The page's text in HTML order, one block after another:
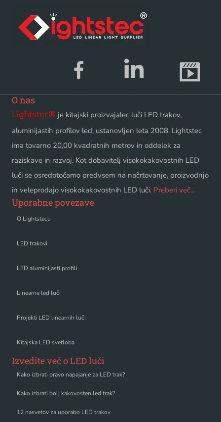
O nas
Lightstec® je kitajski proizvajalec luči LED trakov,
aluminijastih profilov led, ustanovljen leta 2008. Lightstec
ima tovarno 20,00 kvadratnih metrov in oddelek za
raziskave in razvoj. Kot dobavitelj visokokakovostnih LED
luči se osredotočamo predvsem na načrtovanje, proizvodnjo
in veleprodajo visokokakovostnih LED luči. Preberi več...
Uporabne povezave
O Lightstecu
LED trakovi
LED aluminijasti profili
Linearne led luči
Projekti LED linearnih luči
Kitajska LED svetloba
Izvedite več o LED luči
Kako izbrati pravo napajanje za LED trak?
Kako izbrati bolj kakovosten led trak?
12 nasvetov za uporabo LED trakov